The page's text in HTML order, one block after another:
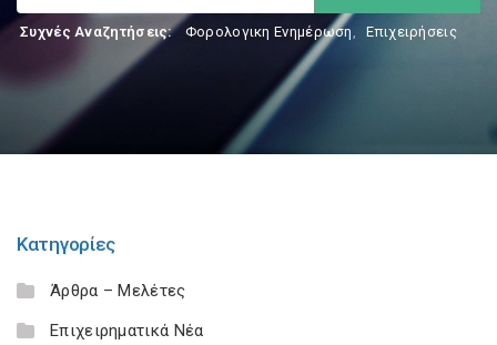
Συχνές Αναζητήσεις: Φορολογικη Ενημέρωση, Επιχειρήσεις
Κατηγορίες
Άρθρα – Μελέτες
Επιχειρηματικά Νέα